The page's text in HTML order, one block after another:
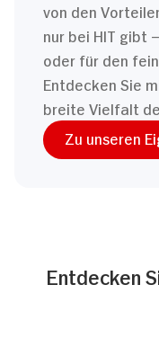
von den
nur bei HIT gibt
oder für den
Entdecken Sie
breite Vielfalt
Zu unseren
Entdecken